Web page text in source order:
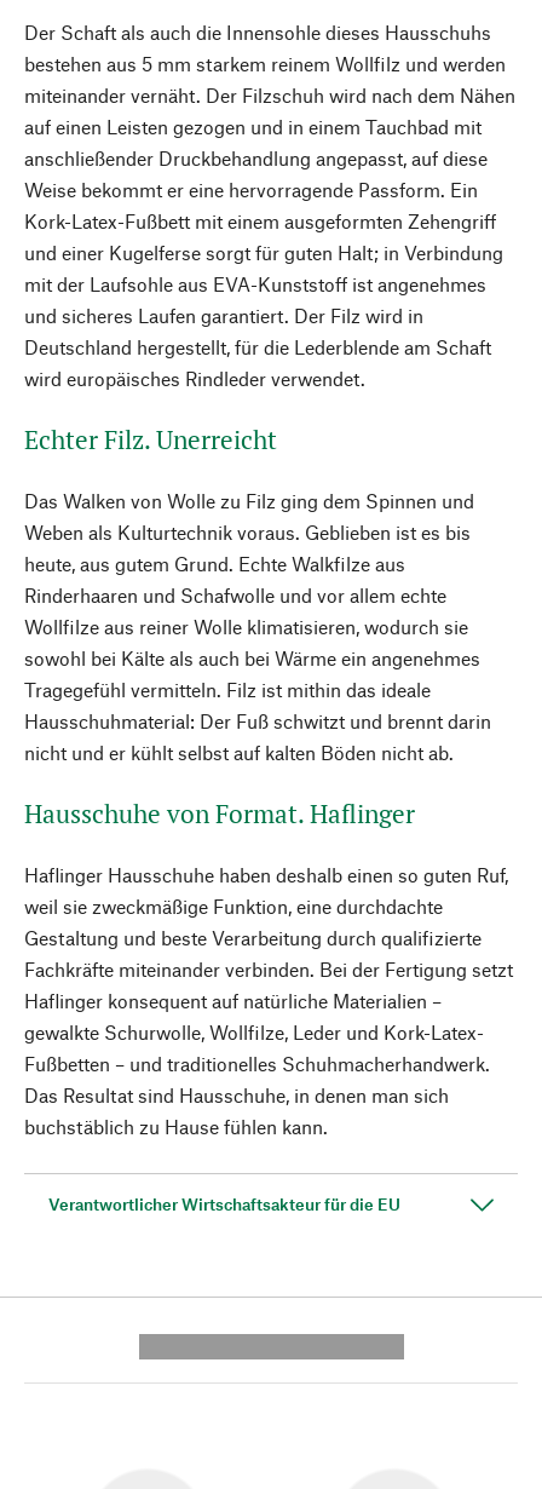
Der Schaft als auch die Innensohle dieses Hausschuhs
bestehen aus 5 mm starkem reinem Wollfilz und werden
miteinander vernäht. Der Filzschuh wird nach dem Nähen
auf einen Leisten gezogen und in einem Tauchbad mit
anschließender Druckbehandlung angepasst, auf diese
Weise bekommt er eine hervorragende Passform. Ein
Kork-Latex-Fußbett mit einem ausgeformten Zehengriff
und einer Kugelferse sorgt für guten Halt; in Verbindung
mit der Laufsohle aus EVA-Kunststoff ist angenehmes
und sicheres Laufen garantiert. Der Filz wird in
Deutschland hergestellt, für die Lederblende am Schaft
wird europäisches Rindleder verwendet.
Echter Filz. Unerreicht
Das Walken von Wolle zu Filz ging dem Spinnen und
Weben als Kulturtechnik voraus. Geblieben ist es bis
heute, aus gutem Grund. Echte Walkfilze aus
Rinderhaaren und Schafwolle und vor allem echte
Wollfilze aus reiner Wolle klimatisieren, wodurch sie
sowohl bei Kälte als auch bei Wärme ein angenehmes
Tragegefühl vermitteln. Filz ist mithin das ideale
Hausschuhmaterial: Der Fuß schwitzt und brennt darin
nicht und er kühlt selbst auf kalten Böden nicht ab.
Hausschuhe von Format. Haflinger
Haflinger Hausschuhe haben deshalb einen so guten Ruf,
weil sie zweckmäßige Funktion, eine durchdachte
Gestaltung und beste Verarbeitung durch qualifizierte
Fachkräfte miteinander verbinden. Bei der Fertigung setzt
Haflinger konsequent auf natürliche Materialien –
gewalkte Schurwolle, Wollfilze, Leder und Kork-Latex-
Fußbetten – und traditionelles Schuhmacherhandwerk.
Das Resultat sind Hausschuhe, in denen man sich
buchstäblich zu Hause fühlen kann.
Verantwortlicher Wirtschaftsakteur für die EU